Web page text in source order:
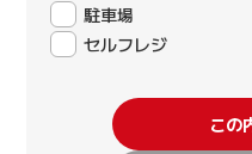
駐車場
セルフレジ
この